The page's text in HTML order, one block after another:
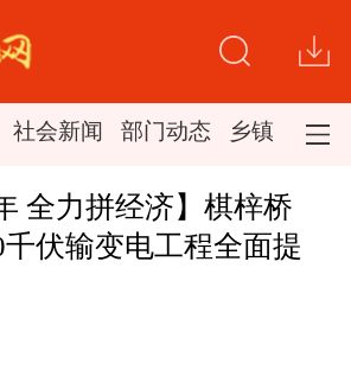
社会新闻 部门动态 乡镇新闻
全力拼经济】棋梓桥
千伏输变电工程全面提